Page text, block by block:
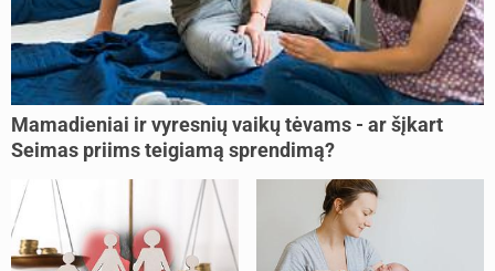
Mamadieniai ir vyresnių vaikų tėvams - ar šįkart
Seimas priims teigiamą sprendimą?